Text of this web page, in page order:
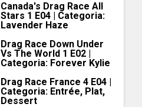
Canada's Drag Race All
Stars 1 E04 | Categoria:
Lavender Haze
Drag Race Down Under
Vs The World 1 E02 |
Categoria: Forever Kylie
Drag Race France 4 E04 |
Categoria: Entrée, Plat,
Dessert